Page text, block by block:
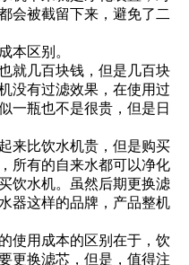
会被截留下来，避免了二
区别。
几百块钱，但是几百块
没有过滤效果，在使用过
一瓶也不是很贵，但是日
比饮水机贵，但是购买
所有的自来水都可以净化
饮水机。虽然后期更换滤
器这样的品牌，产品整机
用成本的区别在于，饮
更换滤芯，但是，值得注